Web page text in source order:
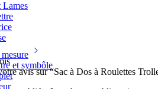
Lames
et symbôle
avis sur “Sac à Dos à Roulettes